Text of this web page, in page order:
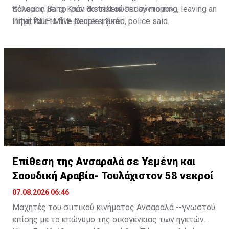
School in Bang Kruai district on Friday morning, leaving an
initial four to five people injured, police said.
— Thai Enquirer (@ThaiEnquirer)August 7, 2026
πόλεμος με το Ιράν θα τελειώσει σύντομα»
Πηγή: ΑΠΕ-ΜΠΕ-Reuters, Σκάι
Επίθεση της Ανσαραλά σε Υεμένη και
Σαουδική Αραβία- Τουλάχιστον 58 νεκροί
07.08.2026 06:46
Μαχητές του σιιτικού κινήματος Ανσαραλά --γνωστού
επίσης με το επώνυμο της οικογένειας των ηγετών